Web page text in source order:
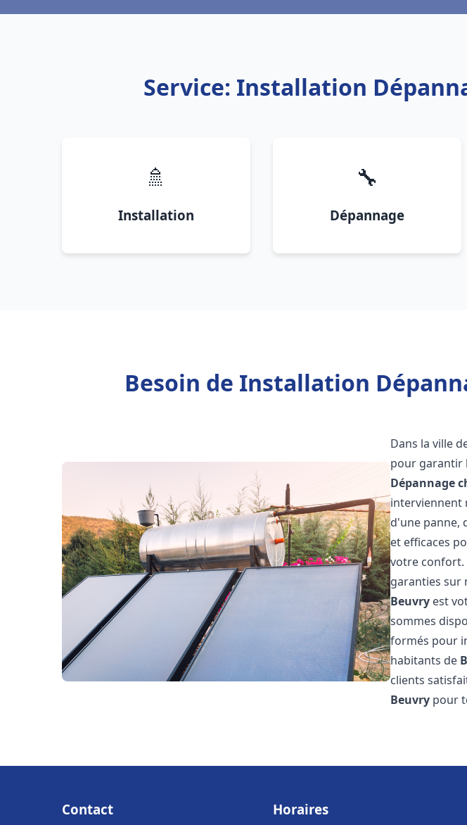
Service: Installation
🚿
Installation
🔧
Dépannage
Besoin de Installation
Dans la ville
pour garantir
Dépannage
interviennent
d'une panne,
et efficaces
votre confort.
garanties sur
Beuvry est
sommes
formés pour
habitants de
clients
Beuvry pour
Contact Horaires